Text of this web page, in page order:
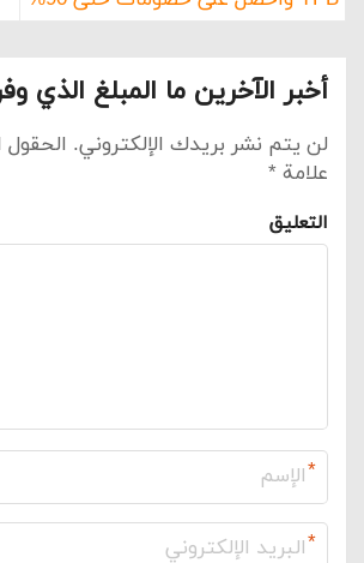
أخبر الآخرين ما المبلغ الذي
لن يتم نشر بريدك الإلكتروني. الحقول
علامة *
التعليق
*
*